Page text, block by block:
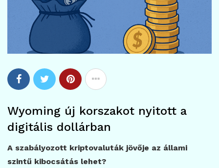
Wyoming új korszakot nyitott a
digitális dollárban
A szabályozott kriptovaluták jövője az állami
szintű kibocsátás lehet?